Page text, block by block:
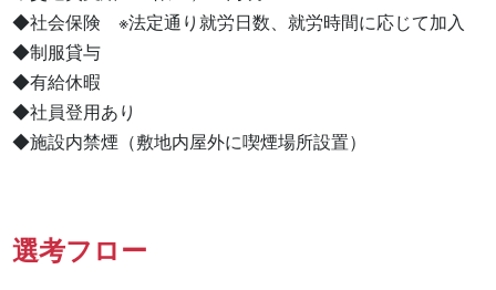
◆社会保険　※法定通り就労日数、就労時間に応じて加入
◆制服貸与
◆有給休暇
◆社員登用あり
◆施設内禁煙（敷地内屋外に喫煙場所設置）
選考フロー